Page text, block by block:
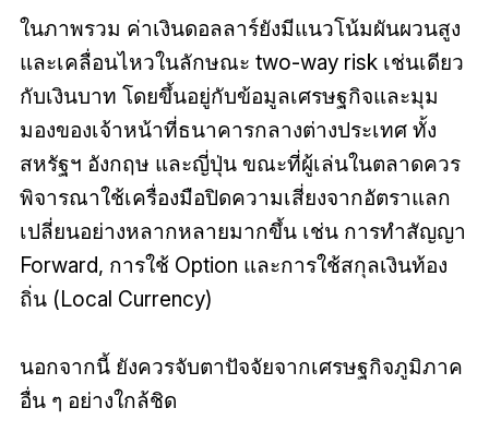
ในภาพรวม ค่าเงินดอลลาร์ยังมีแนวโน้มผันผวนสูง
และเคลื่อนไหวในลักษณะ two-way risk เช่นเดียว
กับเงินบาท โดยขึ้นอยู่กับข้อมูลเศรษฐกิจและมุม
มองของเจ้าหน้าที่ธนาคารกลางต่างประเทศ ทั้ง
สหรัฐฯ อังกฤษ และญี่ปุ่น ขณะที่ผู้เล่นในตลาดควร
พิจารณาใช้เครื่องมือปิดความเสี่ยงจากอัตราแลก
เปลี่ยนอย่างหลากหลายมากขึ้น เช่น การทำสัญญา
Forward, การใช้ Option และการใช้สกุลเงินท้อง
ถิ่น (Local Currency)
นอกจากนี้ ยังควรจับตาปัจจัยจากเศรษฐกิจภูมิภาค
อื่น ๆ อย่างใกล้ชิด